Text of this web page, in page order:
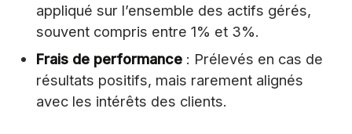
appliqué sur l’ensemble des actifs gérés,
souvent compris entre 1% et 3%.
Frais de performance : Prélevés en cas de
résultats positifs, mais rarement alignés
avec les intérêts des clients.